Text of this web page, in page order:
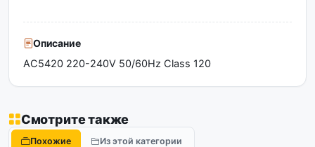
Описание
AC5420 220-240V 50/60Hz Class 120
Смотрите также
Похожие Из этой категории